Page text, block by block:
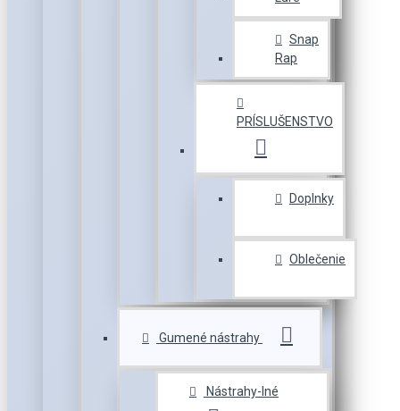
Snap
Rap
PRÍSLUŠENSTVO
Doplnky
Oblečenie
Gumené nástrahy
Nástrahy-Iné